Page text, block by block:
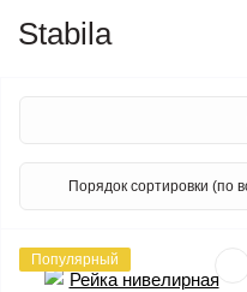
Stabila
Популярный